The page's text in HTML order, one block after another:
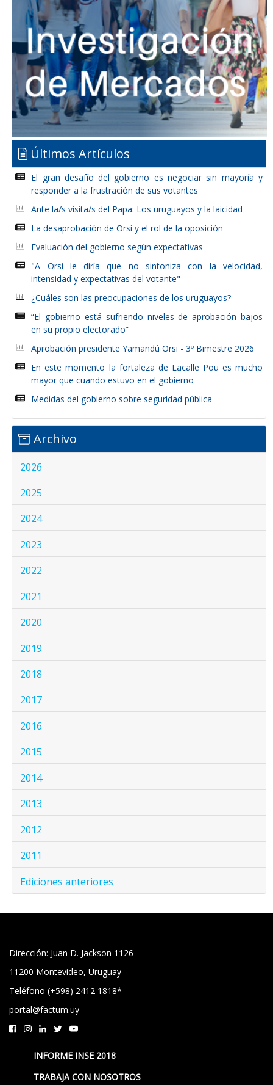
Últimos Artículos
El gran desafío del gobierno es negociar sin mayoría y
responder a la frustración de sus votantes
Ante la/s visita/s del Papa: Los uruguayos y la laicidad
La desaprobación de Orsi y el rol de la oposición
Evaluación del gobierno según expectativas
"A Orsi le diría que no sintoniza con la velocidad,
intensidad y expectativas del votante"
¿Cuáles son las preocupaciones de los uruguayos?
“El gobierno está sufriendo niveles de aprobación bajos
en su propio electorado”
Aprobación presidente Yamandú Orsi - 3º Bimestre 2026
En este momento la fortaleza de Lacalle Pou es mucho
mayor que cuando estuvo en el gobierno
Medidas del gobierno sobre seguridad pública
Archivo
2026
2025
2024
2023
2022
2021
2020
2019
2018
2017
2016
2015
2014
2013
2012
2011
Ediciones anteriores
Dirección: Juan D. Jackson 1126
11200 Montevideo, Uruguay
Teléfono (+598) 2412 1818*
portal@factum.uy
INFORME INSE 2018
TRABAJA CON NOSOTROS